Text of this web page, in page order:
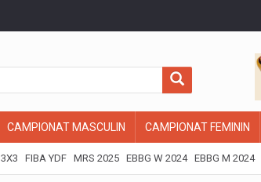
CAMPIONAT MASCULIN CAMPIONAT FEMININ
3X3 FIBA YDF MRS 2025 EBBG W 2024 EBBG M 2024